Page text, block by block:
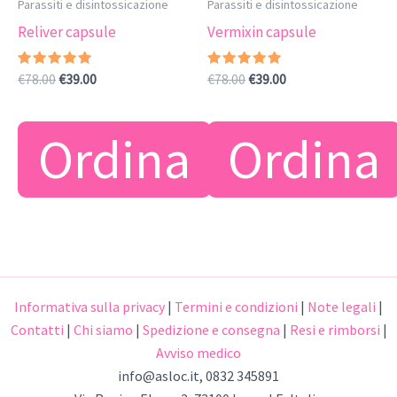
Parassiti e disintossicazione
Reliver capsule
Valutato
€78.00Il
€78.00.
€39.00Il
€39.00.
Ordina
Parassiti e disintossicazione
Vermixin capsule
Valutato
€78.00Il
€78.00.
€39.00Il
€39.00.
Ordina
Informativa sulla privacy | Termini e condizioni | Note legali |
Contatti | Chi siamo | Spedizione e consegna | Resi e rimborsi |
Avviso medico
info@asloc.it, 0832 345891